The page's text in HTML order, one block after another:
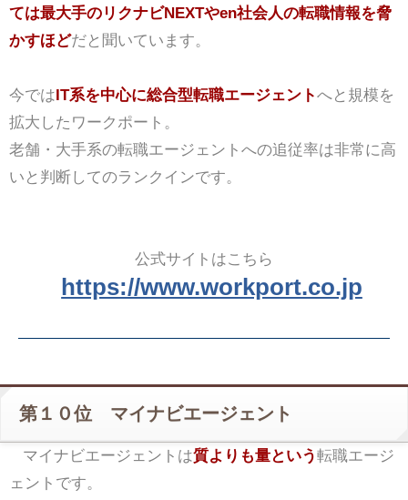
ては最大手のリクナビNEXTやen社会人の転職情報を脅
かすほどだと聞いています。
今ではIT系を中心に総合型転職エージェントへと規模を
拡大したワークポート。
老舗・大手系の転職エージェントへの追従率は非常に高
いと判断してのランクインです。
公式サイトはこちら
https://www.workport.co.jp
第１０位 マイナビエージェント
マイナビエージェントは質よりも量という転職エージ
ェントです。